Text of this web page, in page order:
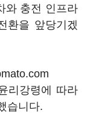
와 충전 인프라
환을 앞당기겠
리강령에 따라
습니다.